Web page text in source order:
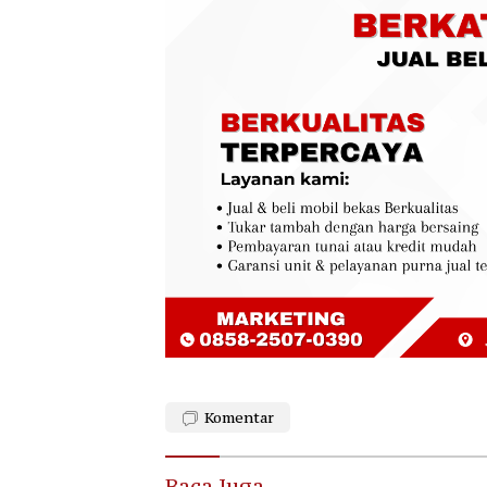
Komentar